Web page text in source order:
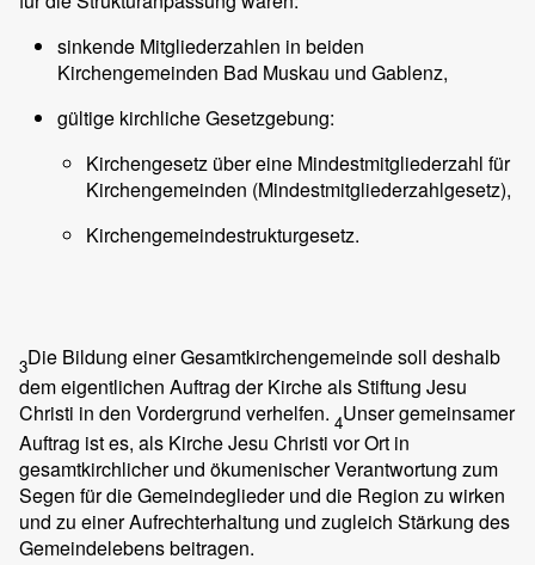
sinkende Mitgliederzahlen in beiden
Kirchengemeinden Bad Muskau und Gablenz,
gültige kirchliche Gesetzgebung:
Kirchengesetz über eine Mindestmitgliederzahl für
Kirchengemeinden (Mindestmitgliederzahlgesetz),
Kirchengemeindestrukturgesetz.
3Die Bildung einer Gesamtkirchengemeinde soll deshalb
dem eigentlichen Auftrag der Kirche als Stiftung Jesu
Christi in den Vordergrund verhelfen. 4Unser gemeinsamer
Auftrag ist es, als Kirche Jesu Christi vor Ort in
gesamtkirchlicher und ökumenischer Verantwortung zum
Segen für die Gemeindeglieder und die Region zu wirken
und zu einer Aufrechterhaltung und zugleich Stärkung des
Gemeindelebens beitragen.